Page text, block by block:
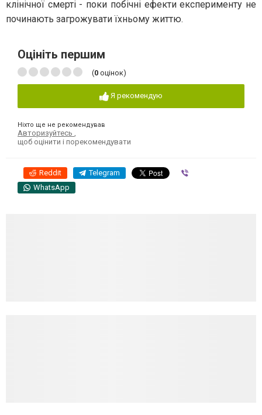
клінічної смерті - поки побічні ефекти експерименту не
починають загрожувати їхньому життю.
Оцініть першим
(0 оцінок)
Я рекомендую
Ніхто ще не рекомендував
Авторизуйтесь
щоб оцінити і порекомендувати
Reddit Telegram
WhatsApp